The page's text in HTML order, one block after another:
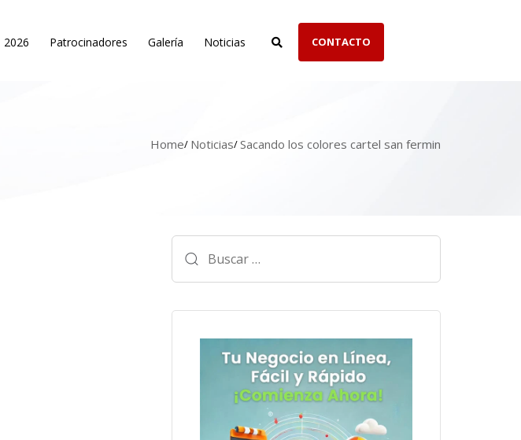
2026 Patrocinadores Galería Noticias CONTACTO
Home Noticias Sacando los colores cartel san fermin